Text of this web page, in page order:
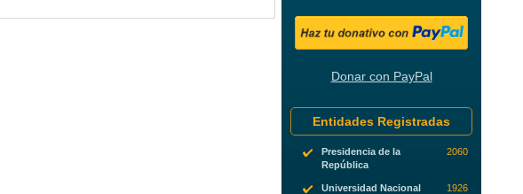
Donar con PayPal
Entidades Registradas
Presidencia de la
República
2060
Universidad Nacional
1926